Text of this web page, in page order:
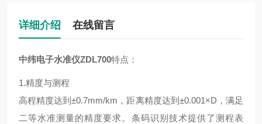
详细介绍 在线留言
中纬电子水准仪ZDL700特点：
1.精度与测程
高程精度达到±0.7mm/km，距离精度达到±0.001×D，满足
二等水准测量的精度要求。条码识别技术提供了测程表